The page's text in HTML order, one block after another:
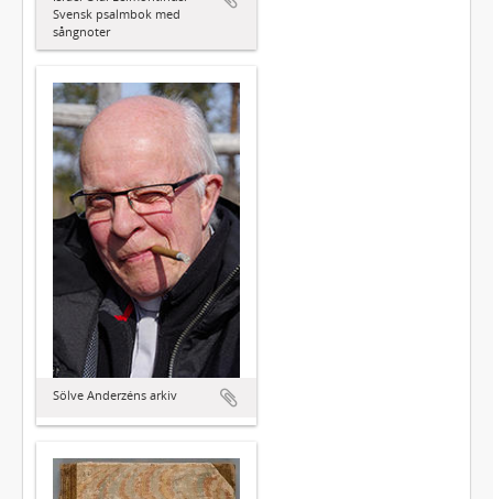
Svensk psalmbok med
sångnoter
Sölve Anderzéns arkiv